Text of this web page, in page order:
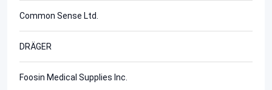
Common Sense Ltd.
DRÄGER
Foosin Medical Supplies Inc.